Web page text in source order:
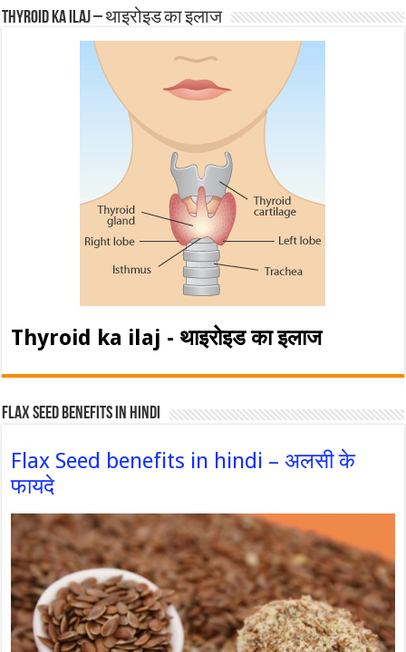
Thyroid ka ilaj – थाइरोइड का इलाज
Thyroid ka ilaj - थाइरोइड का इलाज
Flax Seed Benefits in hindi
Flax Seed benefits in hindi – अलसी के
फायदे